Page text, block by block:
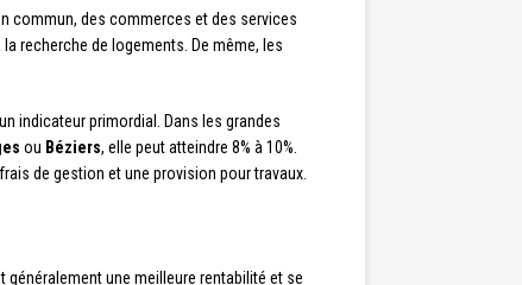
commun, des commerces et des services
recherche de logements. De même, les
indicateur primordial. Dans les grandes
ou Béziers, elle peut atteindre 8% à 10%.
de gestion et une provision pour travaux.
une meilleure rentabilité et se